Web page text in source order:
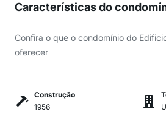
Características do
Confira o que o condomínio do
oferecer
Construção
1956